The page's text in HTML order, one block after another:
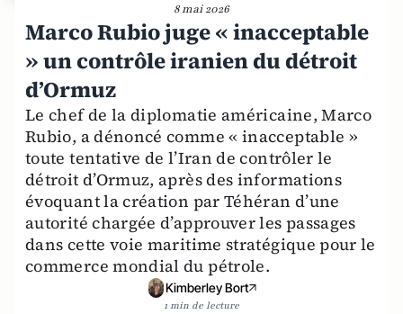
8 mai 2026
Marco Rubio juge « inacceptable
» un contrôle iranien du détroit
d’Ormuz
Le chef de la diplomatie américaine, Marco
Rubio, a dénoncé comme « inacceptable »
toute tentative de l’Iran de contrôler le
détroit d’Ormuz, après des informations
évoquant la création par Téhéran d’une
autorité chargée d’approuver les passages
dans cette voie maritime stratégique pour le
commerce mondial du pétrole.
Kimberley Bort
1 min de lecture